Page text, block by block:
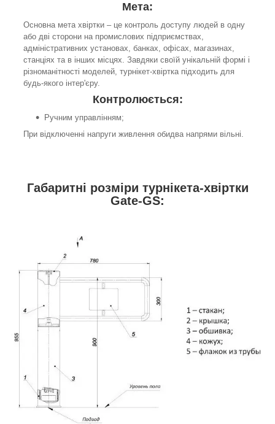
Мета:
Основна мета хвіртки – це контроль доступу людей в одну
або дві сторони на промислових підприємствах,
адміністративних установах, банках, офісах, магазинах,
станціях та в інших місцях. Завдяки своїй унікальній формі і
різноманітності моделей, турнікет-хвіртка підходить для
будь-якого інтер'єру.
Контролюється:
Ручним управлінням;
При відключенні напруги живлення обидва напрями вільні.
Габаритні розміри турнікета-хвіртки
Gate-GS: